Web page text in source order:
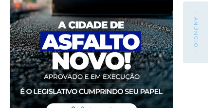
- ANÚNCIO -